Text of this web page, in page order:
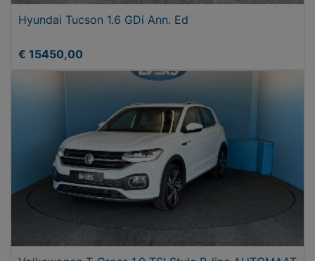
Hyundai Tucson 1.6 GDi Ann. Ed
€ 15450,00